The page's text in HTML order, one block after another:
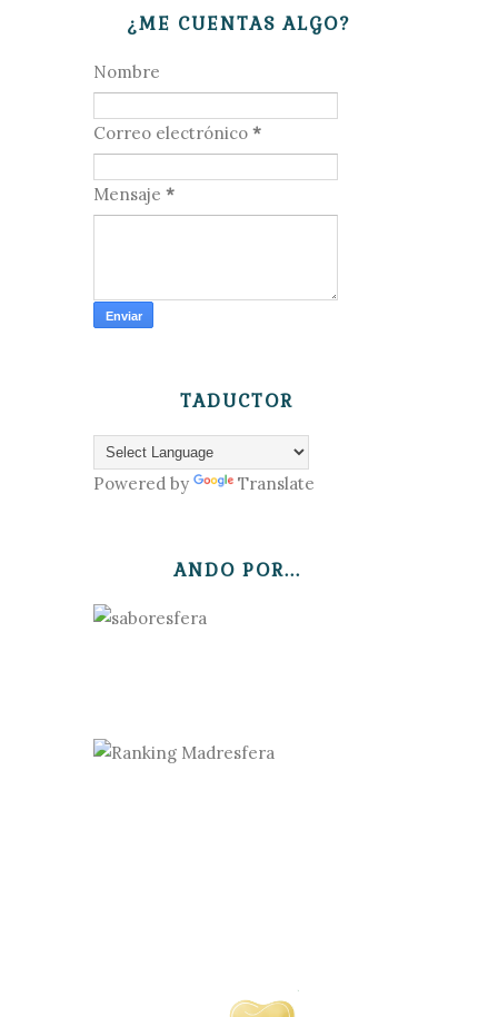
¿ME CUENTAS ALGO?
Nombre
Correo electrónico *
Mensaje *
TADUCTOR
Powered by Translate
ANDO POR...